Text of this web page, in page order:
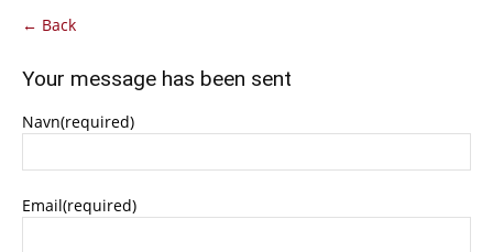
← Back
Your message has been sent
Navn(required)
Email(required)